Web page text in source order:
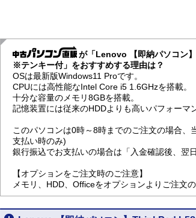
が「Lenovo 【即納パソコン
※テンキー付」をおすすめする理由は？
OSは最新版Windows11 Proです。
CPUには高性能なIntel Core i5 1.6GHzを搭載。
十分な容量のメモリ8GBを搭載。
記憶装置には従来のHDDよりも高いパフォーマ
このパソコンは0時～8時までのご注文の場合
支払い時のみ)
銀行振込でお支払いの場合は「入金確認後、翌
【オプションをご注文時のご注意】
メモリ、HDD、Officeをオプションよりご注文